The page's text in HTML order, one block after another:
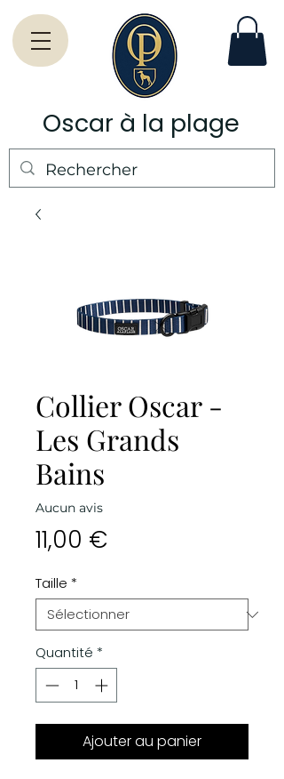
Oscar à la plage
Collier Oscar -
Les Grands
Bains
Aucun avis
11,00 €Prix
Taille *
Quantité *
Ajouter au panier